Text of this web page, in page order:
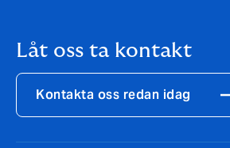
Låt oss ta kontakt
Kontakta oss redan idag